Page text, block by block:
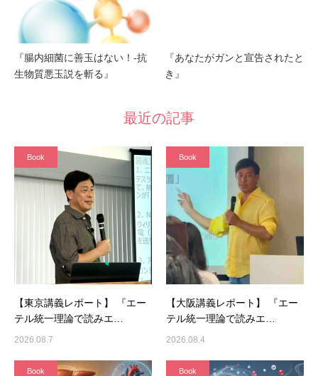
『腸内細菌に善玉はない！-抗
生物質悪玉説を斬る』
『あなたがガンと宣告されたと
き』
最近の記事
Book
【東京講義レポート】 『エー
テル統一理論で読みエ…
2026.08.7
Book
【大阪講義レポート】 『エー
テル統一理論で読みエ…
2026.08.4
Book Book